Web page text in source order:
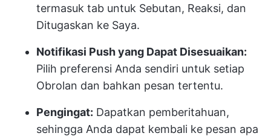
termasuk tab untuk Sebutan, Reaksi, dan
Ditugaskan ke Saya.
Notifikasi Push yang Dapat Disesuaikan:
Pilih preferensi Anda sendiri untuk setiap
Obrolan dan bahkan pesan tertentu.
Pengingat: Dapatkan pemberitahuan,
sehingga Anda dapat kembali ke pesan apa